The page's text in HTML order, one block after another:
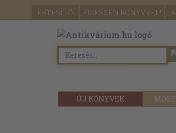
ÉRTESÍTŐ FIZESSEN KÖNYVVEL!
ÚJ KÖNYVEK